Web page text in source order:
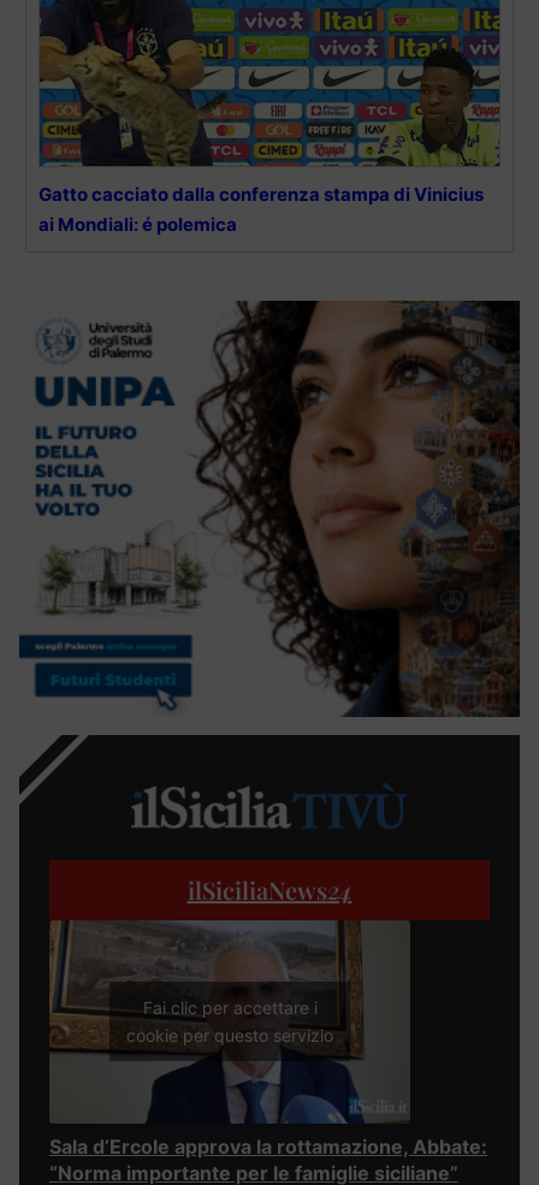
Gatto cacciato dalla conferenza stampa di Vinicius
ai Mondiali: é polemica
ilSiciliaNews24
Fai clic per accettare i
cookie per questo servizio
Sala d’Ercole approva la rottamazione, Abbate:
“Norma importante per le famiglie siciliane”